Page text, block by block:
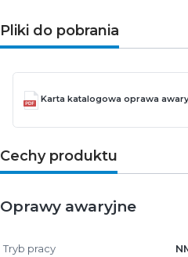
Pliki do pobrania
Karta katalogowa oprawa
Cechy produktu
Oprawy awaryjne
Tryb pracy